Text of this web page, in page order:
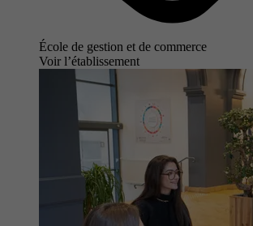
École de gestion et de commerce
Voir l’établissement